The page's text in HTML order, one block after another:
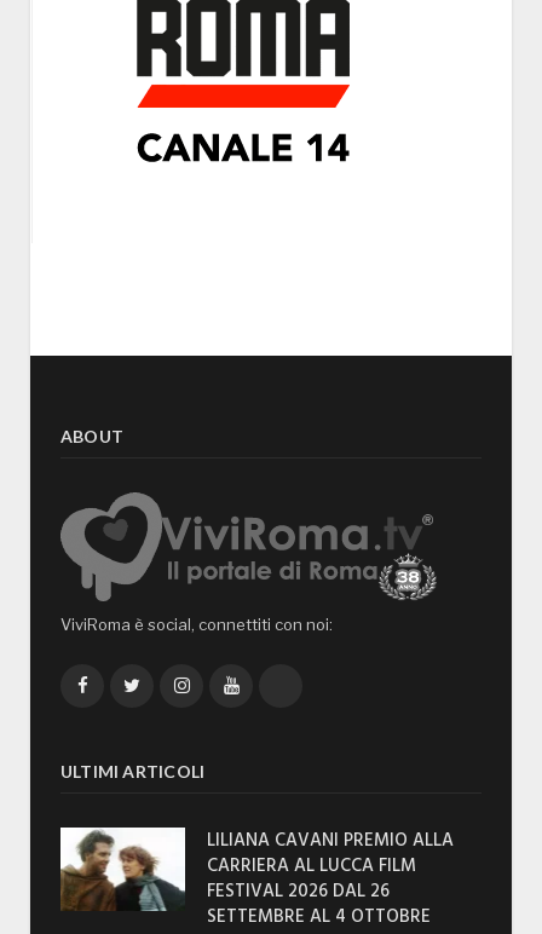
ABOUT
ViviRoma è social, connettiti con noi:
FacebookTwitterInstagramYouTube
ULTIMI ARTICOLI
LILIANA CAVANI PREMIO ALLA
CARRIERA AL LUCCA FILM
FESTIVAL 2026 DAL 26
SETTEMBRE AL 4 OTTOBRE